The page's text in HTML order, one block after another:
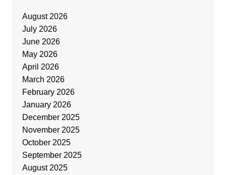
August 2026
July 2026
June 2026
May 2026
April 2026
March 2026
February 2026
January 2026
December 2025
November 2025
October 2025
September 2025
August 2025